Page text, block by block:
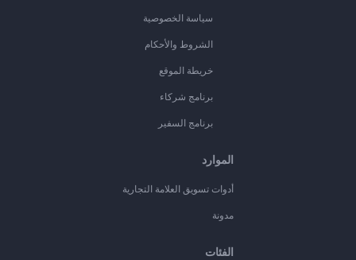
سياسة الخصوصية
الشروط والأحكام
خريطة الموقع
برنامج شركاء
برنامج السفير
الموارد
أدوات تسويق العلامة التجارية
مدونة
الفئات